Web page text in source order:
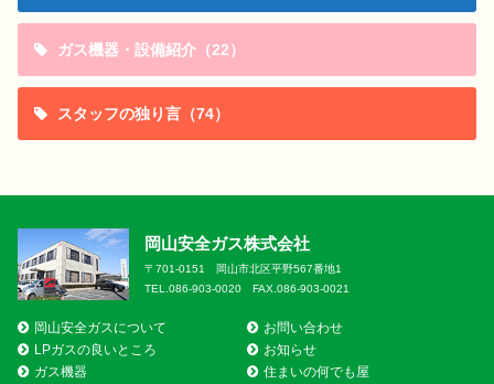
ガス機器・設備紹介（22）
スタッフの独り言（74）
岡山安全ガス株式会社
〒701-0151 岡山市北区平野567番地1
TEL.086-903-0020 FAX.086-903-0021
岡山安全ガスについて
LPガスの良いところ
ガス機器
お問い合わせ
お知らせ
住まいの何でも屋